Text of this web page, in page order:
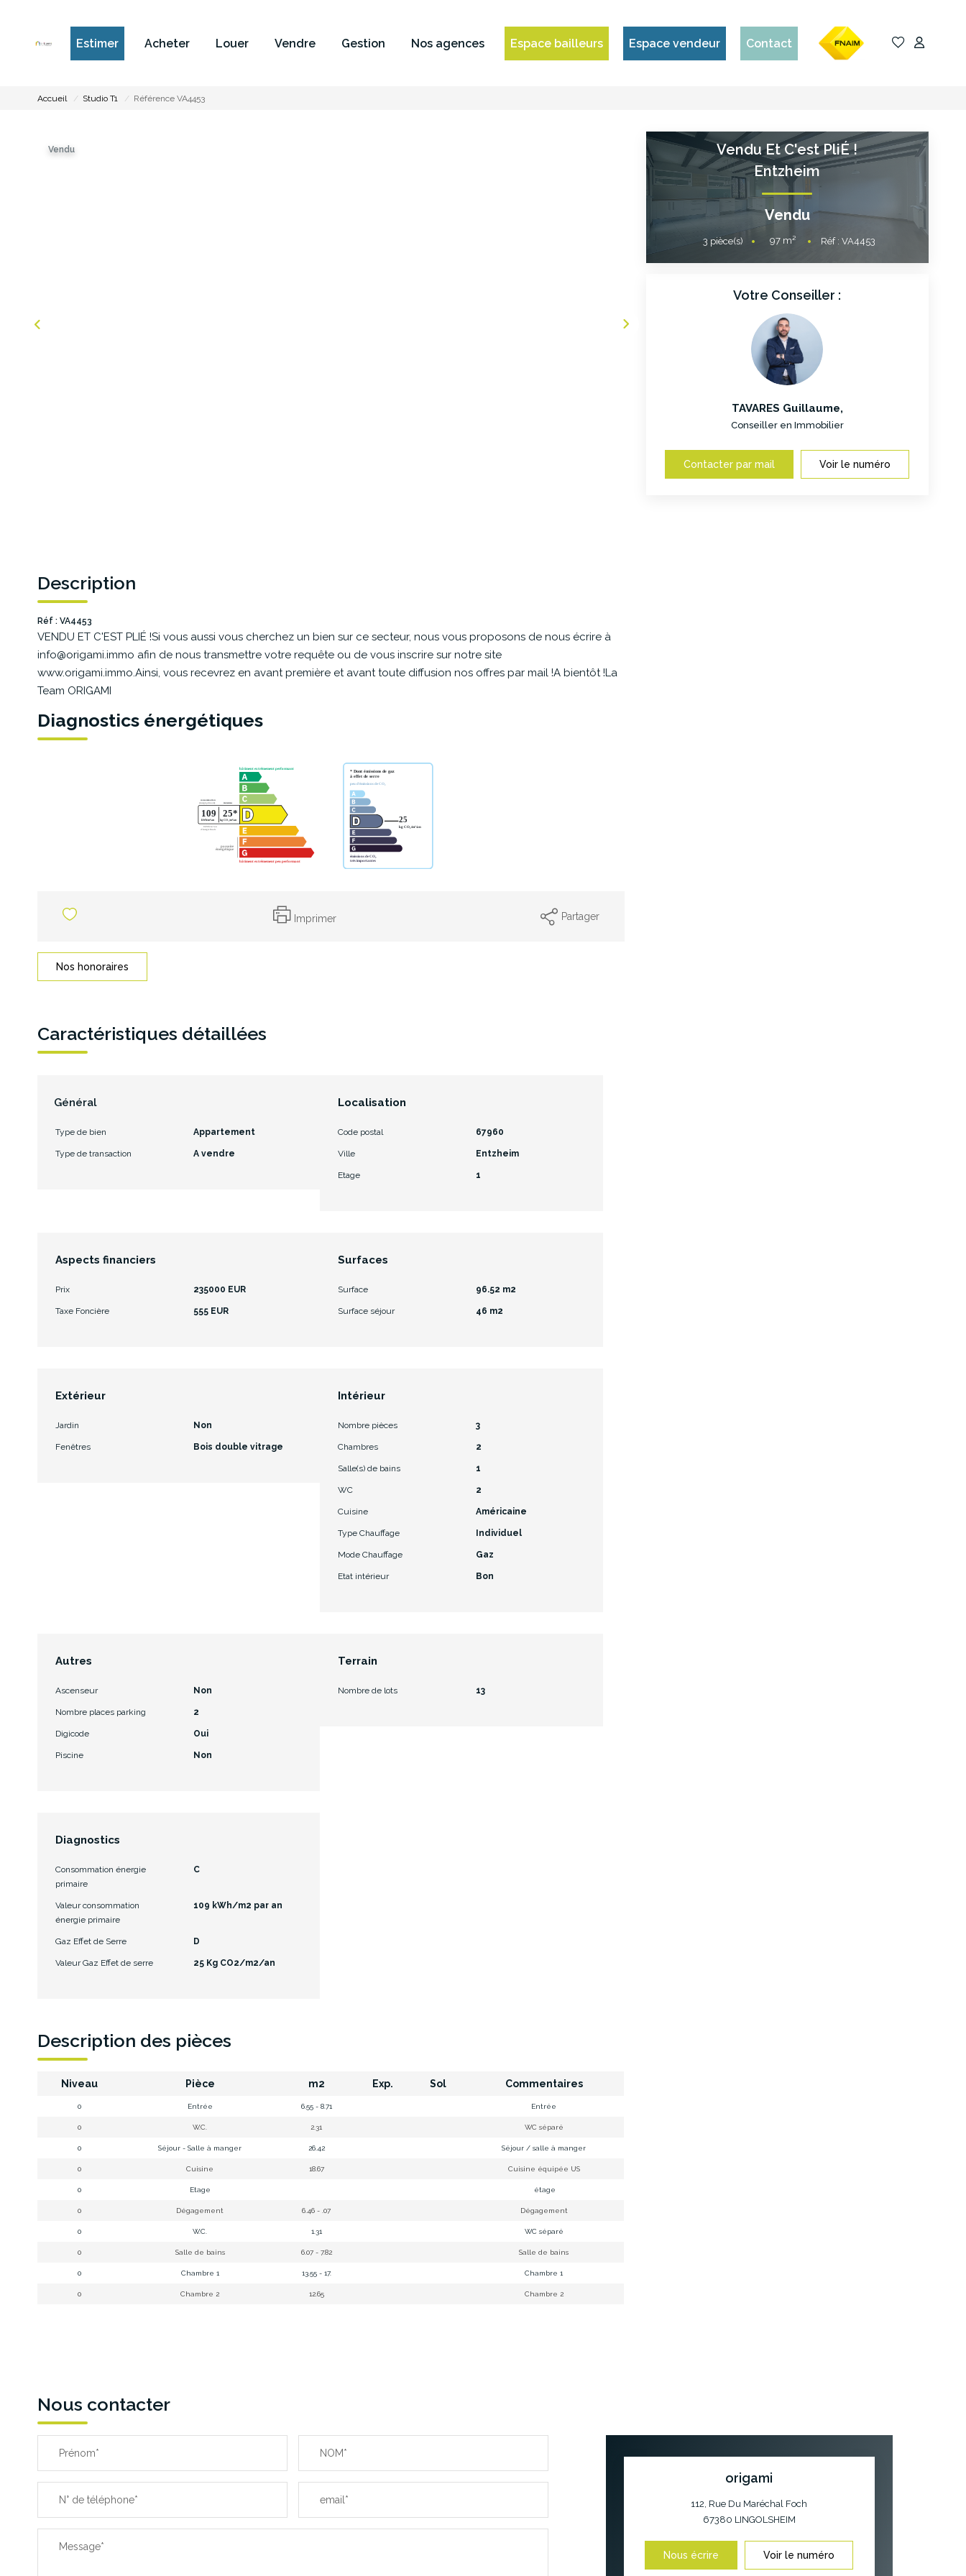
Estimer Acheter Louer Vendre Gestion Nos agences Espace bailleurs Espace vendeur Contact
Accueil Studio T1 Référence VA4453
Vendu
Description
Réf : VA4453
VENDU ET C'EST PLIÉ !Si vous aussi vous cherchez un bien sur ce secteur, nous vous proposons de nous écrire à
info@origami.immo afin de nous transmettre votre requête ou de vous inscrire sur notre site
www.origami.immo.Ainsi, vous recevrez en avant première et avant toute diffusion nos offres par mail !A bientôt !La
Team ORIGAMI
Diagnostics énergétiques
Imprimer Partager
Nos honoraires
Caractéristiques détaillées
Général
Type de bien Appartement
Type de transaction A vendre
Localisation
Code postal 67960
Ville Entzheim
Etage 1
Aspects financiers
Prix 235000 EUR
Taxe Foncière 555 EUR
Surfaces
Surface 96.52 m2
Surface séjour 46 m2
Extérieur
Jardin Non
Fenêtres Bois double vitrage
Intérieur
Nombre pièces 3
Chambres 2
Salle(s) de bains 1
WC 2
Cuisine Américaine
Type Chauffage Individuel
Mode Chauffage Gaz
Etat intérieur Bon
Autres
Ascenseur Non
Nombre places parking 2
Digicode Oui
Piscine Non
Terrain
Nombre de lots 13
Diagnostics
Consommation énergie
primaire
C
Valeur consommation
énergie primaire
109 kWh/m2 par an
Gaz Effet de Serre D
Valeur Gaz Effet de serre 25 Kg CO2/m2/an
Description des pièces
Niveau Pièce m2 Exp. Sol Commentaires
0 Entrée 6.55 - 8.71 Entrée
0 W.C. 2.31 WC séparé
0 Séjour - Salle à manger 26.42 Séjour / salle à manger
0 Cuisine 18.67 Cuisine équipée US
0 Etage étage
0 Dégagement 6.46 - .07 Dégagement
0 W.C. 1.31 WC séparé
0 Salle de bains 6.07 - 7.82 Salle de bains
0 Chambre 1 13.55 - 17. Chambre 1
0 Chambre 2 12.65 Chambre 2
Vendu Et C'est PliÉ !
Entzheim
Vendu
3 pièce(s) 97 m² Réf :VA4453
Votre Conseiller :
TAVARES Guillaume,
Conseiller en Immobilier
Contacter par mail Voir le numéro
Nous contacter
Prénom* NOM*
N° de téléphone* email*
Message*
origami
112, Rue Du Maréchal Foch
67380 LINGOLSHEIM
Nous écrire Voir le numéro